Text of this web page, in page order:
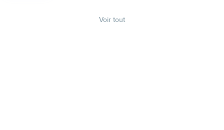
Voir tout